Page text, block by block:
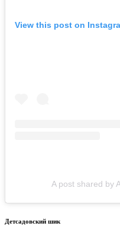
View this post on
A post shared by
Детсадовский шик